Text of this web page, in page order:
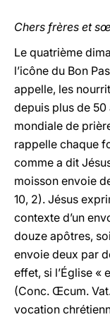
Chers frères et
Le quatrième
l’icône du Bon
appelle, les
depuis plus de
mondiale de
rappelle chaque
comme a dit
moisson envoie
10, 2). Jésus
contexte d’un
douze apôtres,
envoie deux par
effet, si l’Église «
(Conc. Œcum.
vocation